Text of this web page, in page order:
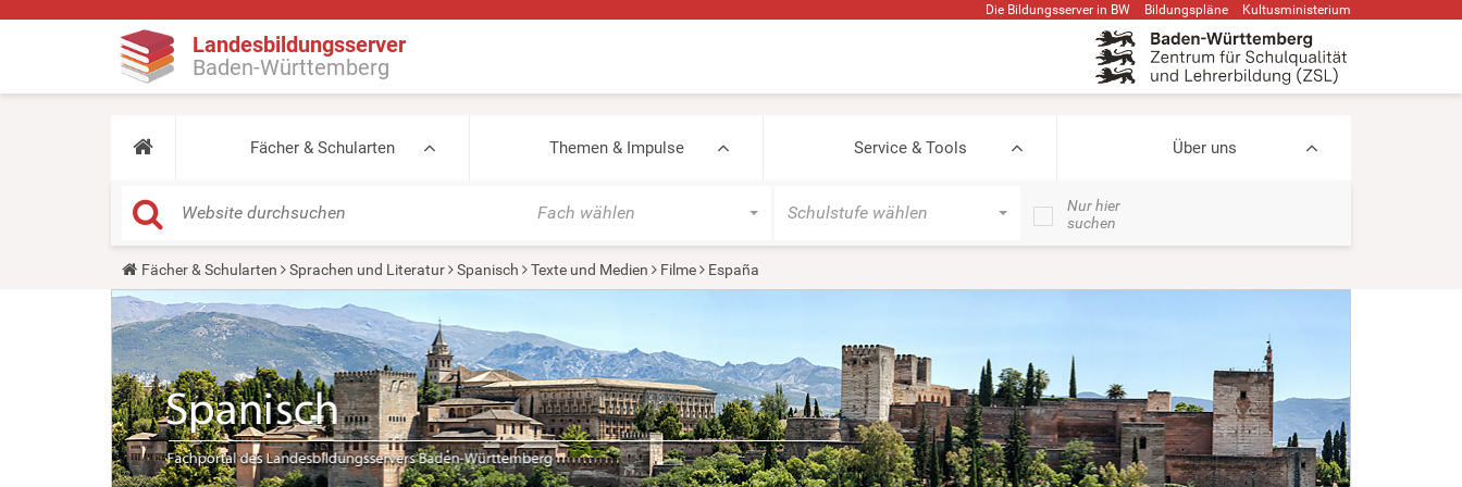
Die Bildungsserver in BW Bildungspläne Kultusministerium
Landesbildungsserver
Baden-Württemberg
Fächer & Schularten Themen & Impulse Service & Tools Über uns
Fach wählen Schulstufe wählen
Nur hier
suchen
Y
o
u
a
r
e
h
e
r
e
:
Fächer & Schularten Sprachen und Literatur Spanisch Texte und Medien Filme España